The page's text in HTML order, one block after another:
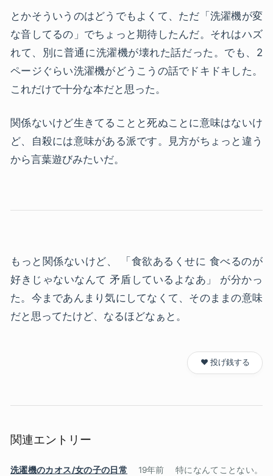
とかそういうのはどうでもよくて、ただ「洗濯機が変
な音してるの」でちょっと期待したんだ。それはハズ
れて、別に普通に洗濯機が壊れた話だった。でも、2
ページぐらい洗濯機がどうこうの話でドキドキした。
これだけで十分な本だと思った。
関係ないけど生きてることと死ぬことに意味はないけ
ど、自殺には意味がある派です。見方がちょっと違う
から言葉遊びみたいだ。
もっと関係ないけど、 「食欲あるくせに 食べるのが
好きじゃないなんて 矛盾しているよなあ」 が分かっ
た。今まであんまり気にしてなくて、そのままの意味
だと思ってたけど、なるほどなぁと。
❤️ 投げ銭する
関連エントリー
洗濯機のカオス/女の子の日常 19年前
特になんてことない。